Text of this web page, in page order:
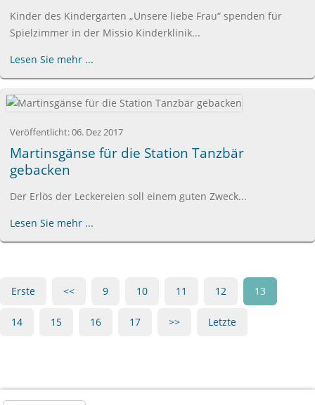
Kinder des Kindergarten „Unsere liebe Frau“ spenden für
Spielzimmer in der Missio Kinderklinik...
Lesen Sie mehr ...
Veröffentlicht:06. Dez 2017
Martinsgänse für die Station Tanzbär
gebacken
Der Erlös der Leckereien soll einem guten Zweck...
Lesen Sie mehr ...
Erste << 9 10 11 12 13
14 15 16 17 >> Letzte